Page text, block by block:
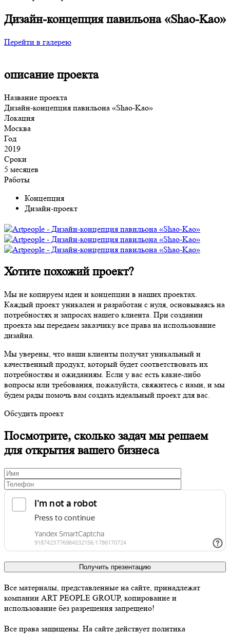
Дизайн-концепция павильона «Shao-Kao»
Перейти в галерею
описание проекта
Название проекта
Дизайн-концепция павильона «Shao-Kao»
Локация
Москва
Год
2019
Сроки
5 месяцев
Работы
Концепция
Дизайн-проект
Хотите похожий проект?
Мы не копируем идеи и концепции в наших проектах.
Каждый проект уникален и разработан с нуля, основываясь на
потребностях и запросах нашего клиента. При создании
проекта мы передаем заказчику все права на использование
дизайна.
Мы уверены, что наши клиенты получат уникальный и
качественный продукт, который будет соответствовать их
потребностям и ожиданиям. Если у вас есть какие-либо
вопросы или требования, пожалуйста, свяжитесь с нами, и мы
будем рады помочь вам создать идеальный проект для вас.
Обсудить проект
Посмотрите, сколько задач мы решаем
для открытия вашего бизнеса
Получить презентацию
Все материалы, представленные на сайте, принадлежат
компании ART PEOPLE GROUP, копирование и
использование без разрешения запрещено!
Все права защищены. На сайте действует политика